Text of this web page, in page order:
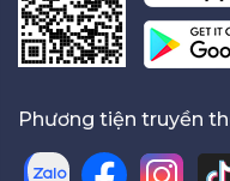
Phương tiện truyền